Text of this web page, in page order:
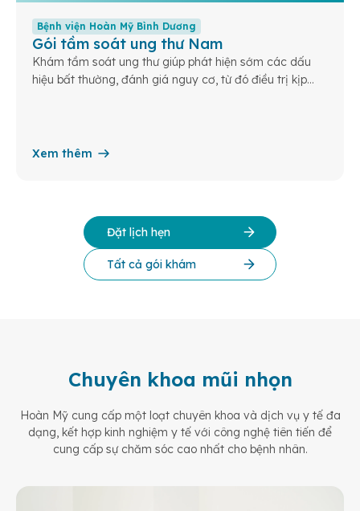
Bệnh viện Hoàn Mỹ Bình Dương
Gói tầm soát ung thư Nam
Khám tầm soát ung thư giúp phát hiện sớm các dấu
hiệu bất thường, đánh giá nguy cơ, từ đó điều trị kịp
Xem thêm
Đặt lịch hẹn
Tất cả gói khám
Chuyên khoa mũi nhọn
Hoàn Mỹ cung cấp một loạt chuyên khoa và dịch vụ y tế đa
dạng, kết hợp kinh nghiệm y tế với công nghệ tiên tiến để
cung cấp sự chăm sóc cao nhất cho bệnh nhân.